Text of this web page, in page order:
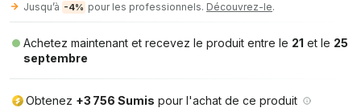
Jusqu’à -4% pour les professionnels. Découvrez-le.
Achetez maintenant et recevez le produit entre le 21 et le 25
septembre
Obtenez +3 756 Sumis pour l'achat de ce produit